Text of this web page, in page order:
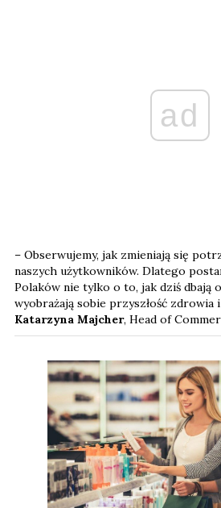
ad
– Obserwujemy, jak zmieniają się
naszych użytkowników. Dlatego
Polaków nie tylko o to, jak dziś dbają
wyobrażają sobie przyszłość zdrowia
Katarzyna Majcher, Head of